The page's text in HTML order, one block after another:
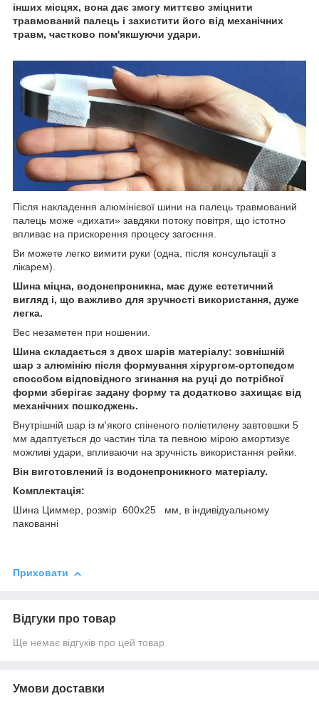
інших місцях, вона дає змогу миттєво зміцнити
травмований палець і захистити його від механічних
травм, частково пом'якшуючи удари.
Після накладення алюмінієвої шини на палець травмований
палець може «дихати» завдяки потоку повітря, що істотно
впливає на прискорення процесу загоєння.
Ви можете легко вимити руки (одна, після консультації з
лікарем).
Шина міцна, водонепроникна, має дуже естетичний
вигляд і, що важливо для зручності використання, дуже
легка.
Вес незаметен при ношении.
Шина складається з двох шарів матеріалу: зовнішній
шар з алюмінію після формування хірургом-ортопедом
способом відповідного згинання на руці до потрібної
форми зберігає задану форму та додатково захищає від
механічних пошкоджень.
Внутрішній шар із м'якого спіненого поліетилену завтовшки 5
мм адаптується до частин тіла та певною мірою амортизує
можливі удари, впливаючи на зручність використання рейки.
Він виготовлений із водонепроникного матеріалу.
Комплектація:
Шина Циммер, розмір 600х25 мм, в індивідуальному
пакованні
Приховати
Відгуки про товар
Ще немає відгуків про цей товар
Умови доставки